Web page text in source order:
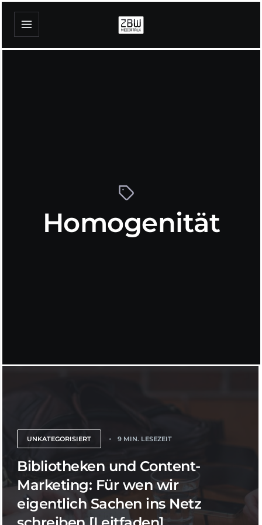
Homogenität
UNKATEGORISIERT 9 MIN. LESEZEIT
Bibliotheken und Content-
Marketing: Für wen wir
eigentlich Sachen ins Netz